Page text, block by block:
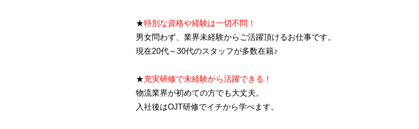
★特別な資格や経験は一切不問！
男女問わず、業界未経験からご活躍頂けるお仕事です。
現在20代～30代のスタッフが多数在籍♪
★充実研修で未経験から活躍できる！
物流業界が初めての方でも大丈夫。
入社後はOJT研修でイチから学べます。